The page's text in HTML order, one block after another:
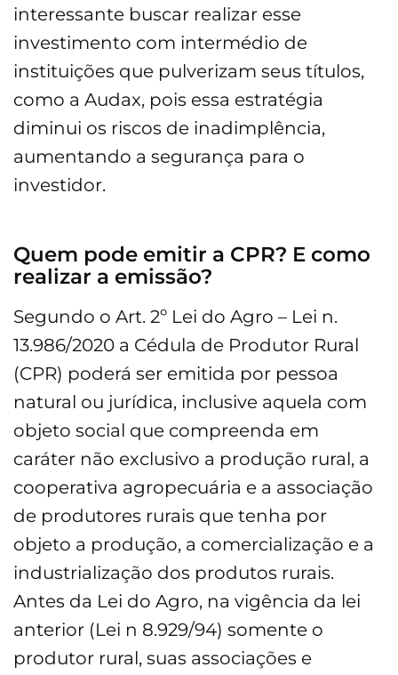
interessante buscar realizar esse
investimento com intermédio de
instituições que pulverizam seus títulos,
como a Audax, pois essa estratégia
diminui os riscos de inadimplência,
aumentando a segurança para o
investidor.
Quem pode emitir a CPR? E como
realizar a emissão?
Segundo o Art. 2º Lei do Agro – Lei n.
13.986/2020 a Cédula de Produtor Rural
(CPR) poderá ser emitida por pessoa
natural ou jurídica, inclusive aquela com
objeto social que compreenda em
caráter não exclusivo a produção rural, a
cooperativa agropecuária e a associação
de produtores rurais que tenha por
objeto a produção, a comercialização e a
industrialização dos produtos rurais.
Antes da Lei do Agro, na vigência da lei
anterior (Lei n 8.929/94) somente o
produtor rural, suas associações e